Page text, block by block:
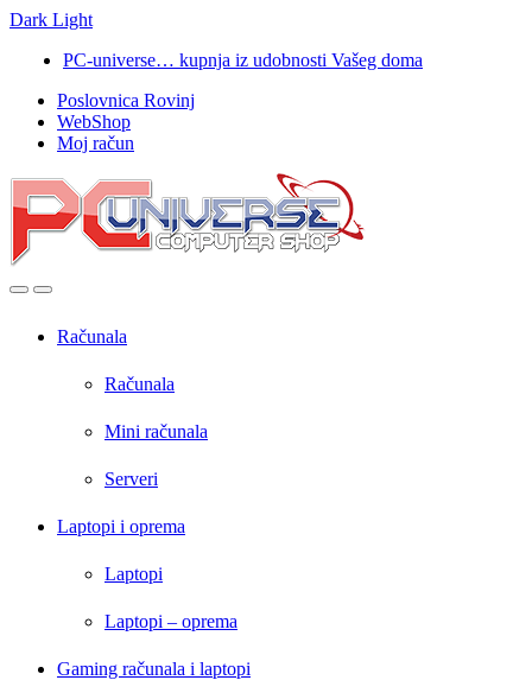
Dark Light
navigation
content
PC-universe… kupnja iz udobnosti Vašeg doma
Poslovnica Rovinj
WebShop
Moj račun
OpenClose
Računala
Računala
Mini računala
Serveri
Laptopi i oprema
Laptopi
Laptopi – oprema
Gaming računala i laptopi